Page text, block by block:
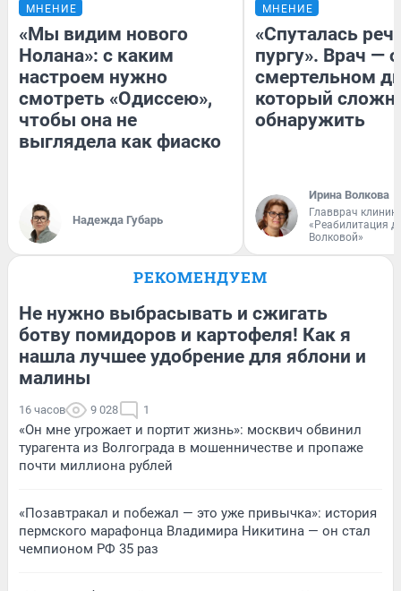
МНЕНИЕ
«Мы видим нового
Нолана»: с каким
настроем нужно
смотреть «Одиссею»,
чтобы она не
выглядела как фиаско
Надежда Губарь
МНЕНИЕ
«Спуталась
пургу». Врач — о
смертельном
который
обнаружить
Ирина Волкова
Главврач
«Реабилитация
Волковой»
РЕКОМЕНДУЕМ
Не нужно выбрасывать и сжигать
ботву помидоров и картофеля! Как я
нашла лучшее удобрение для яблони и
малины
16 часов 9 028 1
«Он мне угрожает и портит жизнь»: москвич обвинил
турагента из Волгограда в мошенничестве и пропаже
почти миллиона рублей
«Позавтракал и побежал — это уже привычка»: история
пермского марафонца Владимира Никитина — он стал
чемпионом РФ 35 раз